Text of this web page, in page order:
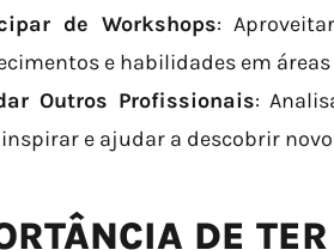
de Workshops:
e habilidades em
Outros Profissionais:
e ajudar a descobrir
DE